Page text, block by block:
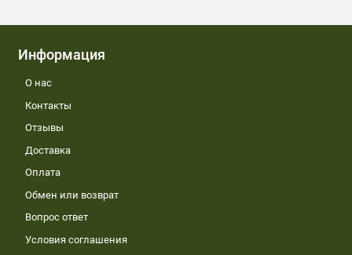
Информация
О нас
Контакты
Отзывы
Доставка
Оплата
Обмен или возврат
Вопрос ответ
Условия соглашения